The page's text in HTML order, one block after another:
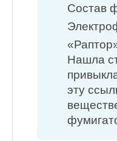
Состав
Нашла
эту